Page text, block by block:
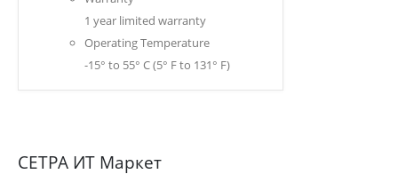
1 year limited warranty
Operating Temperature
-15° to 55° C (5° F to 131° F)
СЕТРА ИТ Маркет